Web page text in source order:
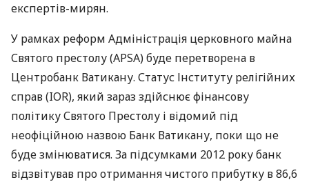
експертів-мирян.
У рамках реформ Адміністрація церковного майна
Святого престолу (APSA) буде перетворена в
Центробанк Ватикану. Статус Інституту релігійних
справ (IOR), який зараз здійснює фінансову
політику Святого Престолу і відомий під
неофіційною назвою Банк Ватикану, поки що не
буде змінюватися. За підсумками 2012 року банк
відзвітував про отримання чистого прибутку в 86,6